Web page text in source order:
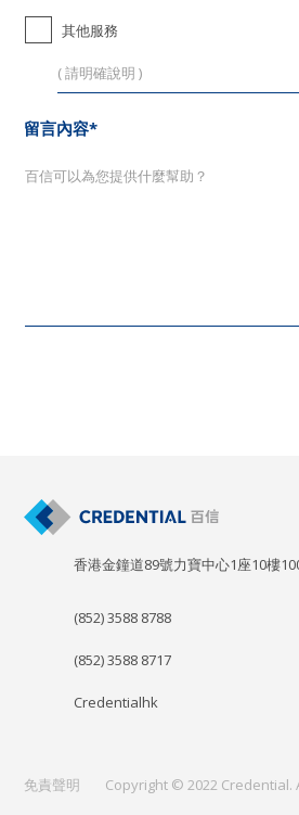
其他服務
留言內容*
香港金鐘道89號力寶中心1座10樓
(852) 3588 8788
(852) 3588 8717
Credentialhk
免責聲明 Copyright © 2022 Credential.